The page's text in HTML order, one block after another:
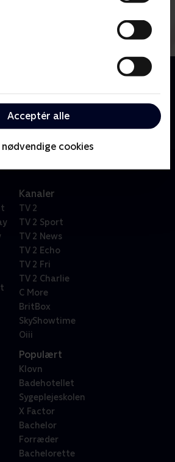
Acceptér alle
nødvendige cookies
med på ekspedition til
sydfynske natur, for at finde
Kanaler
TV 2
TV 2 Sport
TV 2 News
TV 2 Echo
TV 2 Fri
TV 2 Charlie
C More
BritBox
SkyShowtime
Oiii
Populært
Klovn
Badehotellet
Sygeplejeskolen
X Factor
Bachelor
Forræder
Bachelorette